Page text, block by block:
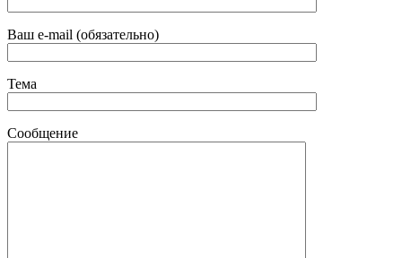
Ваш e-mail (обязательно)
Тема
Сообщение